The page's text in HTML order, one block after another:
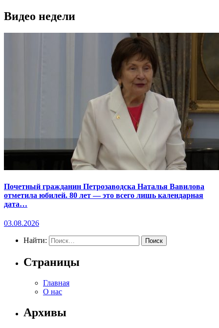
Видео недели
Почетный гражданин Петрозаводска Наталья Вавилова
отметила юбилей. 80 лет — это всего лишь календарная
дата…
03.08.2026
Найти:
Страницы
Главная
О нас
Архивы